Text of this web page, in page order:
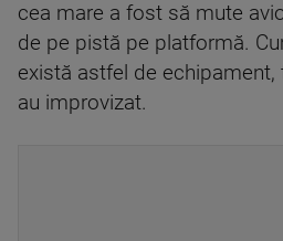
cea mare a fost să mute
de pe pistă pe platformă.
există astfel de
au improvizat.